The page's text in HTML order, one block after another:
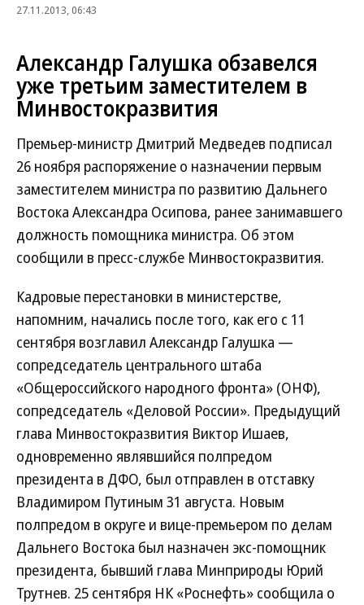
27.11.2013, 06:43
Александр Галушка обзавелся
уже третьим заместителем в
Минвостокразвития
Премьер-министр Дмитрий Медведев подписал
26 ноября распоряжение о назначении первым
заместителем министра по развитию Дальнего
Востока Александра Осипова, ранее занимавшего
должность помощника министра. Об этом
сообщили в пресс-службе Минвостокразвития.
Кадровые перестановки в министерстве,
напомним, начались после того, как его с 11
сентября возглавил Александр Галушка —
сопредседатель центрального штаба
«Общероссийского народного фронта» (ОНФ),
сопредседатель «Деловой России». Предыдущий
глава Минвостокразвития Виктор Ишаев,
одновременно являвшийся полпредом
президента в ДФО, был отправлен в отставку
Владимиром Путиным 31 августа. Новым
полпредом в округе и вице-премьером по делам
Дальнего Востока был назначен экс-помощник
президента, бывший глава Минприроды Юрий
Трутнев. 25 сентября НК «Роснефть» сообщила о